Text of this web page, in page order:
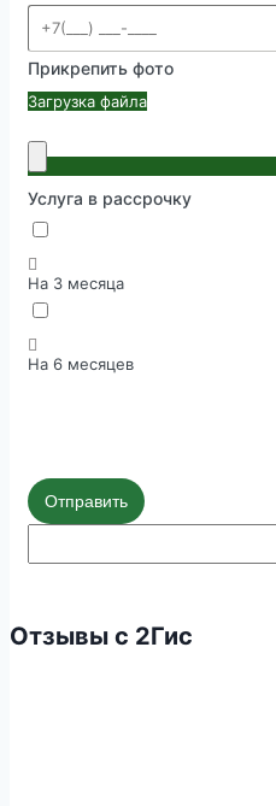
Прикрепить фото
Загрузка файла
Услуга в рассрочку
На 3 месяца
На 6 месяцев
Отправить
Отзывы с 2Гис